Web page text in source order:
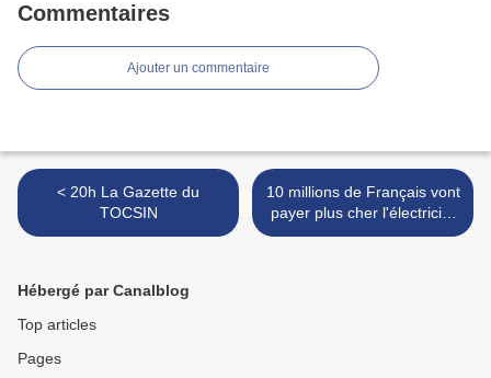
Commentaires
Ajouter un commentaire
< 20h La Gazette du
TOCSIN
10 millions de Français vont
payer plus cher l'électricité
dès le 1er novembre,
Hébergé par Canalblog
Top articles
Pages